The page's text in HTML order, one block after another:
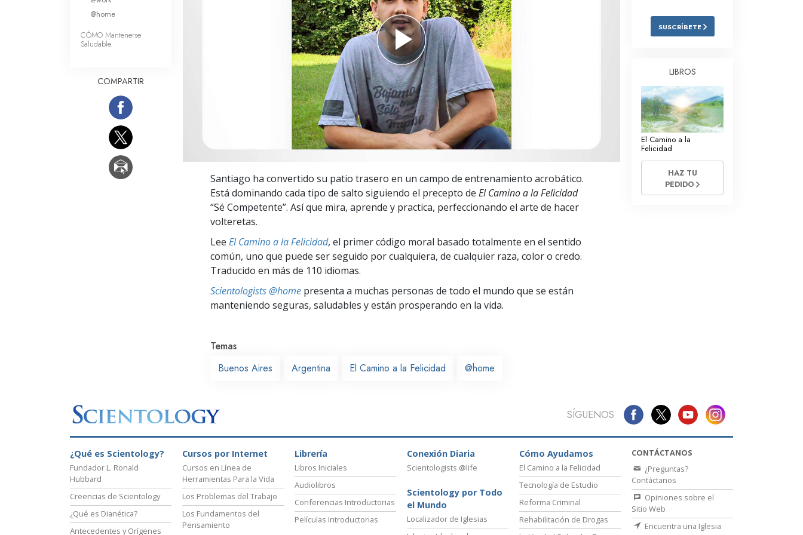
Amor y Odio: ¿Qué es Grandeza?
Respuestas a las Drogas
La Causa de la Supresión
Investigaciones
Los Fundamentos de la Organización
Los Fundamentos de las Relaciones
Santiago ha convertido su patio trasero en un campo de entrenamiento acrobático.
Está dominando cada tipo de salto siguiendo el precepto de El Camino a la Felicidad
“Sé Competente”. Así que mira, aprende y practica, perfeccionando el arte de hacer
volteretas.
Lee El Camino a la Felicidad, el primer código moral basado totalmente en el sentido
común, uno que puede ser seguido por cualquiera, de cualquier raza, color o credo.
Traducido en más de 110 idiomas.
Scientologists @home presenta a muchas personas de todo el mundo que se están
manteniendo seguras, saludables y están prosperando en la vida.
Temas
Buenos Aires
Argentina El Camino a la Felicidad @home
@home
CÓMO Mantenerse
Saludable
COMPARTIR
SUSCRÍBETE
LIBROS
El Camino a la
Felicidad
HAZ TU
PEDIDO
SÍGUENOS
¿Qué es Scientology?
Fundador L. Ronald
Hubbard
Creencias de Scientology
¿Qué es Dianética?
Antecedentes y Orígenes
Cursos por Internet
Cursos en Línea de
Herramientas Para la Vida
Los Problemas del Trabajo
Los Fundamentos del
Pensamiento
Librería
Libros Iniciales
Audiolibros
Conferencias Introductorias
Películas Introductorias
Conexión Diaria
Scientologists @life
Scientology por Todo
el Mundo
Localizador de Iglesias
Cómo Ayudamos
El Camino a la Felicidad
Tecnología de Estudio
Reforma Criminal
Rehabilitación de Drogas
CONTÁCTANOS
¿Preguntas?
Contáctanos
Opiniones sobre el
Sitio Web
Encuentra una Iglesia